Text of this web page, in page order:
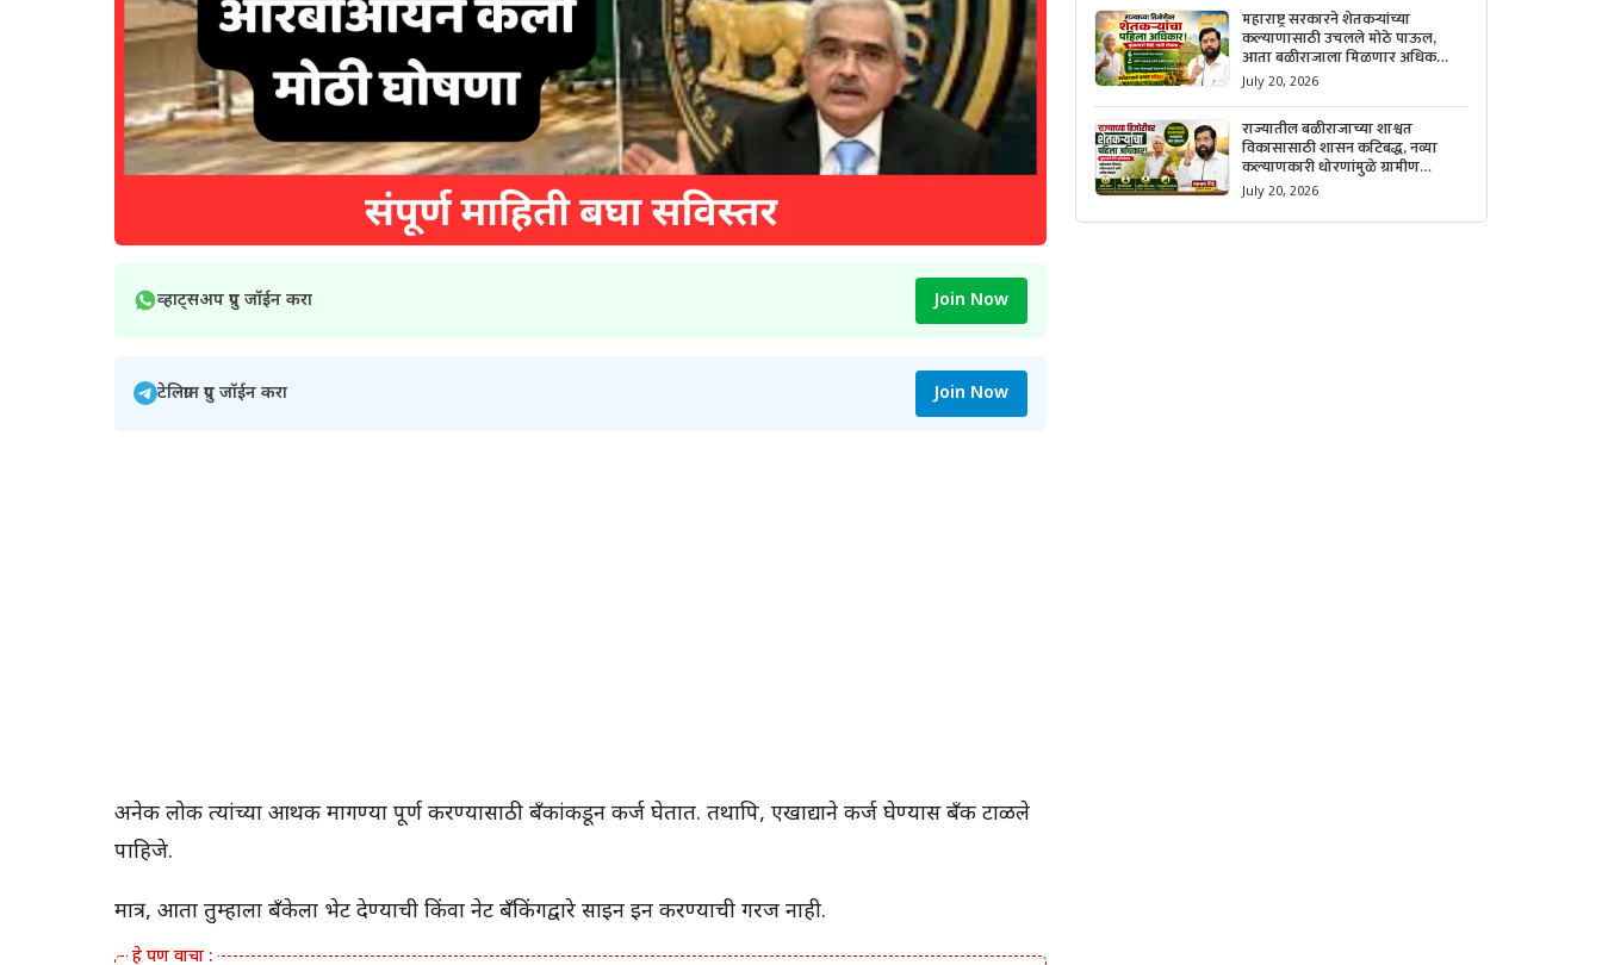
व्हाट्सअप ग्रुप जॉईन करा Join Now
टेलिग्राम ग्रुप जॉईन करा Join Now
अनेक लोक त्यांच्या आर्थिक मागण्या पूर्ण करण्यासाठी बँकांकडून कर्ज घेतात. तथापि, एखाद्याने कर्ज घेण्यास बँक टाळले
पाहिजे.
मात्र, आता तुम्हाला बँकेला भेट देण्याची किंवा नेट बँकिंगद्वारे साइन इन करण्याची गरज नाही.
महाराष्ट्र सरकारने शेतकऱ्यांच्या
कल्याणासाठी उचलले मोठे पाऊल,
आता बळीराजाला मिळणार अधिक
बळकटी आणि आर्थिक संरक्षण; जाणून
घ्या सरकारचा नवा संकल्प.
July 20, 2026
राज्यातील बळीराजाच्या शाश्वत
विकासासाठी शासन कटिबद्ध, नव्या
कल्याणकारी धोरणांमुळे ग्रामीण
अर्थव्यवस्थेला मिळणार मोठी गती.
July 20, 2026